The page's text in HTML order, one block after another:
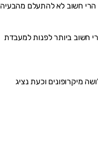
הרי חשוב לא להתעלם מהבעיה
חשוב ביותר לפנות למעבדת
מיקרופונים וכעת נציג